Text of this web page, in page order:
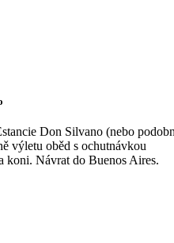
Don Silvano (nebo
výletu oběd s ochutnávkou
koni. Návrat do Buenos Aires.